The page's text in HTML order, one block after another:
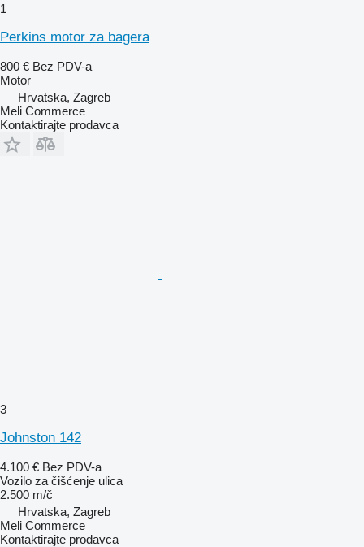
1
Perkins motor za bagera
800 € Bez PDV-a
Motor
Hrvatska, Zagreb
Meli Commerce
Kontaktirajte prodavca
3
Johnston 142
4.100 € Bez PDV-a
Vozilo za čišćenje ulica
2.500 m/č
Hrvatska, Zagreb
Meli Commerce
Kontaktirajte prodavca